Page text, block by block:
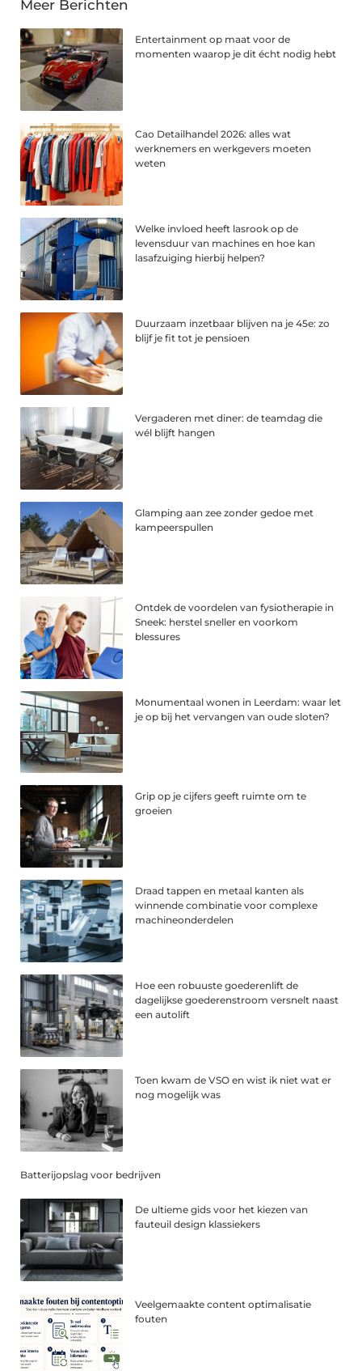
Meer Berichten
Entertainment op maat voor de
momenten waarop je dit écht nodig hebt
Cao Detailhandel 2026: alles wat
werknemers en werkgevers moeten
weten
Welke invloed heeft lasrook op de
levensduur van machines en hoe kan
lasafzuiging hierbij helpen?
Duurzaam inzetbaar blijven na je 45e: zo
blijf je fit tot je pensioen
Vergaderen met diner: de teamdag die
wél blijft hangen
Glamping aan zee zonder gedoe met
kampeerspullen
Ontdek de voordelen van fysiotherapie in
Sneek: herstel sneller en voorkom
blessures
Monumentaal wonen in Leerdam: waar let
je op bij het vervangen van oude sloten?
Grip op je cijfers geeft ruimte om te
groeien
Draad tappen en metaal kanten als
winnende combinatie voor complexe
machineonderdelen
Hoe een robuuste goederenlift de
dagelijkse goederenstroom versnelt naast
een autolift
Toen kwam de VSO en wist ik niet wat er
nog mogelijk was
Batterijopslag voor bedrijven
De ultieme gids voor het kiezen van
fauteuil design klassiekers
Veelgemaakte content optimalisatie
fouten